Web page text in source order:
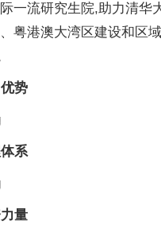
一流研究生院,助力清华
粤港澳大湾区建设和区
势
系
量